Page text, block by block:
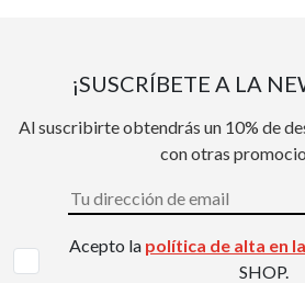
¡SUSCRÍBETE A LA
Al suscribirte obtendrás un 10% de
con otras
Acepto la política de alta en
SHOP.